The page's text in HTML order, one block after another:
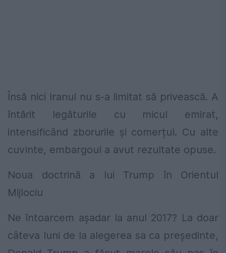
Însă nici Iranul nu s-a limitat să privească. A
întărit legăturile cu micul emirat,
intensificând zborurile și comerțul. Cu alte
cuvinte, embargoul a avut rezultate opuse.
Noua doctrină a lui Trump în Orientul
Mijlociu
Ne întoarcem aşadar la anul 2017? La doar
câteva luni de la alegerea sa ca preşedinte,